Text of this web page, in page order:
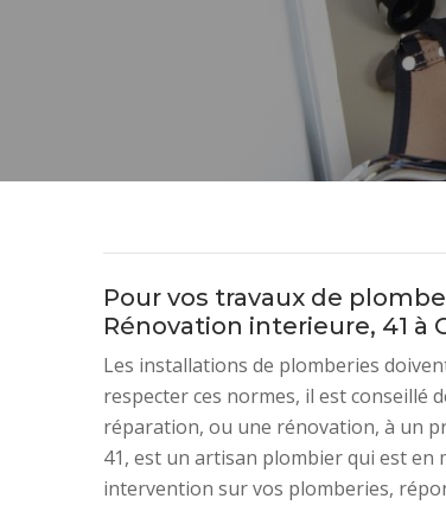
Pour vos travaux de
Rénovation interieure, 41 à
Les installations de plomberies
respecter ces normes, il est conseillé
réparation, ou une rénovation, à un
41, est un artisan plombier qui est
intervention sur vos plomberies,